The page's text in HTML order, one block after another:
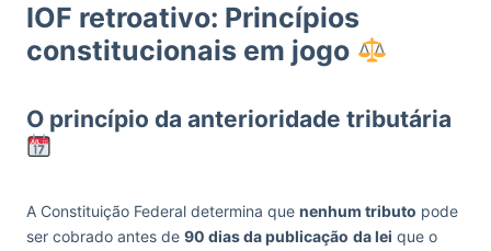
IOF retroativo: Princípios
constitucionais em jogo
O princípio da anterioridade tributária
A Constituição Federal determina que nenhum tributo pode
ser cobrado antes de 90 dias da publicação da lei que o